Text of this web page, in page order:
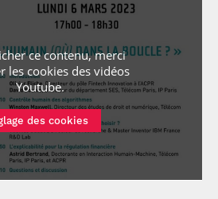
ce contenu, merci
les cookies des vidéos
Youtube.
des cookies